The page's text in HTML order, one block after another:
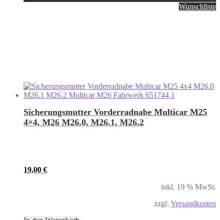
Wunschliste
Sicherungsmutter Vorderradnabe Multicar M25
4×4, M26 M26.0, M26.1, M26.2
19,00 €
inkl. 19 % MwSt.
zzgl. Versandkosten